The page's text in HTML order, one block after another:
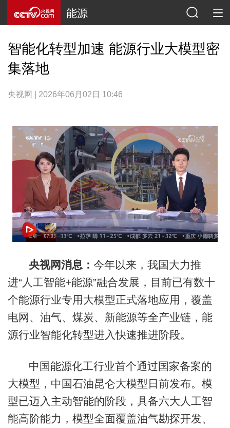
能源
智能化转型加速 能源行业大模型密
集落地
央视网 | 2026年06月02日 10:46
央视网消息： 今年以来，我国大力推
进“人工智能+能源”融合发展，目前已有数十
个能源行业专用大模型正式落地应用，覆盖
电网、油气、煤炭、新能源等全产业链，能
源行业智能化转型进入快速推进阶段。
中国能源化工行业首个通过国家备案的
大模型，中国石油昆仑大模型日前发布。模
型已迈入主动智能的阶段，具备六大人工智
能高阶能力，模型全面覆盖油气勘探开发、